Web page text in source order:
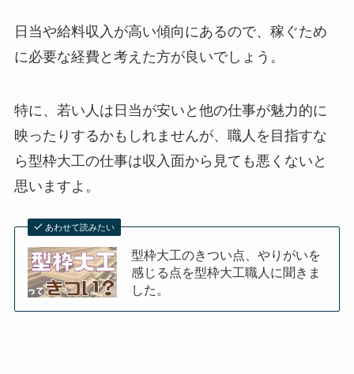
日当や給料収入が高い傾向にあるので、稼ぐため
に必要な経費と考えた方が良いでしょう。
特に、若い人は日当が安いと他の仕事が魅力的に
映ったりするかもしれませんが、職人を目指すな
ら型枠大工の仕事は収入面から見ても悪くないと
思いますよ。
あわせて読みたい
型枠大工のきつい点、やりがいを
感じる点を型枠大工職人に聞きま
した。